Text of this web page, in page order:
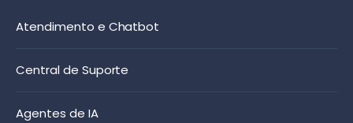
Atendimento e Chatbot
Central de Suporte
Agentes de IA